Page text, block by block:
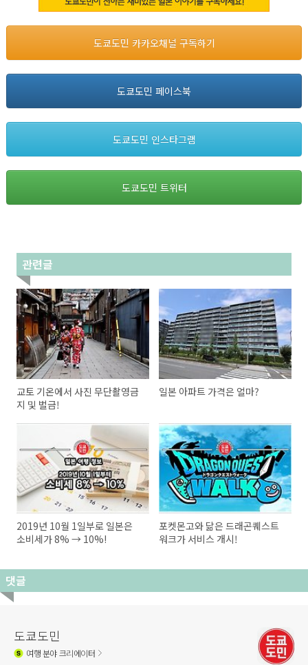
도쿄도민 카카오채널 구독하기
도쿄도민 페이스북
도쿄도민 인스타그램
도쿄도민 트위터
관련글
교토 기온에서 사진 무단촬영금
지 및 벌금!
일본 아파트 가격은 얼마?
2019년 10월 1일부로 일본은
소비세가 8% → 10%!
포켓몬고와 닮은 드래곤퀘스트
워크가 서비스 개시!
댓글
도쿄도민
여행분야 크리에이터